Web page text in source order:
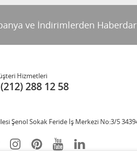
ve İndirimlerden
Hizmetleri
288 12 58
Şenol Sokak Feride İş Merkezi No:3/5